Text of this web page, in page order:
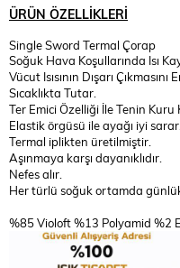
ÜRÜN ÖZELLIKLERI
Single Sword Termal Çorap
Soğuk Hava Koşullarında Isı
Vücut Isısının Dışarı
Sıcaklıkta Tutar.
Ter Emici Özelliği İle Tenin Kuru
Elastik örgüsü ile ayağı iyi
Termal iplikten üretilmiştir.
Aşınmaya karşı dayanıklıdır.
Nefes alır.
Her türlü soğuk ortamda
%85 Violoft %13 Polyamid %2